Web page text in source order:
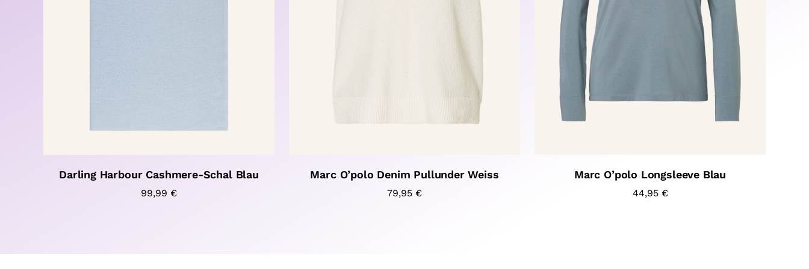
Darling Harbour Cashmere-Schal Blau
99,99 €
Marc O’polo Denim Pullunder Weiss
79,95 €
Marc O’polo Longsleeve Blau
44,95 €